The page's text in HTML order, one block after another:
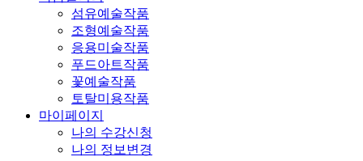
섬유예술작품
조형예술작품
응용미술작품
푸드아트작품
꽃예술작품
토탈미용작품
마이페이지
나의 수강신청
나의 정보변경